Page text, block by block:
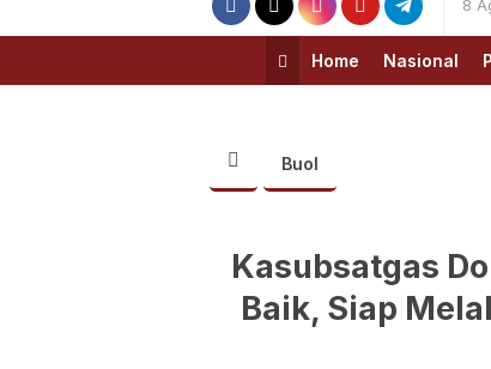
8
Home Nasional
Buol
Kasubsatgas
Baik, Siap